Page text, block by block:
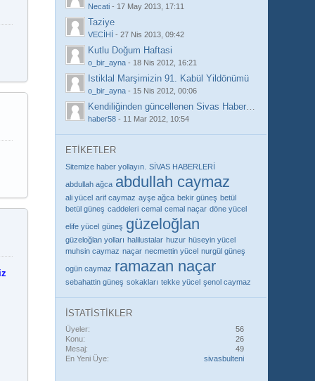
Necati - 17 May 2013, 17:11
Taziye
VECİHİ -27 Nis 2013, 09:42
Kutlu Doğum Haftasi
o_bir_ayna - 18 Nis 2012, 16:21
Istiklal Marşimizin 91. Kabül Yildönümü
o_bir_ayna - 15 Nis 2012, 00:06
Kendiliğinden güncellenen Sivas Haberleri /
haber58 - 11 Mar 2012, 10:54
ETİKETLER
Sitemize haber yollayın. SİVAS HABERLERİ
abdullah ağca abdullah caymaz
ali yücel arif caymaz ayşe ağca bekir güneş betül
betül güneş caddeleri cemal cemal naçar döne yücel
elife yücel güneş güzeloğlan
güzeloğlan yolları halilustalar huzur hüseyin yücel
muhsin caymaz naçar necmettin yücel nurgül güneş
ogün caymaz ramazan naçar
sebahattin güneş sokakları tekke yücel şenol caymaz
İSTATİSTİKLER
Üyeler
56
Konu
26
Mesaj
49
En Yeni Üye
sivasbulteni